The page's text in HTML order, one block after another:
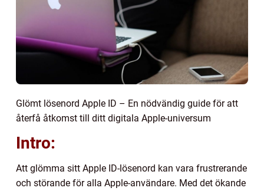
Glömt lösenord Apple ID – En nödvändig guide för att
återfå åtkomst till ditt digitala Apple-universum
Intro:
Att glömma sitt Apple ID-lösenord kan vara frustrerande
och störande för alla Apple-användare. Med det ökande